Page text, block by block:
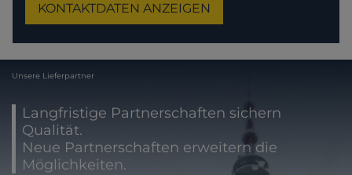
KONTAKTDATEN ANZEIGEN
Unsere Lieferpartner
Langfristige Partnerschaften sichern
Qualität.
Neue Partnerschaften erweitern die
Möglichkeiten.